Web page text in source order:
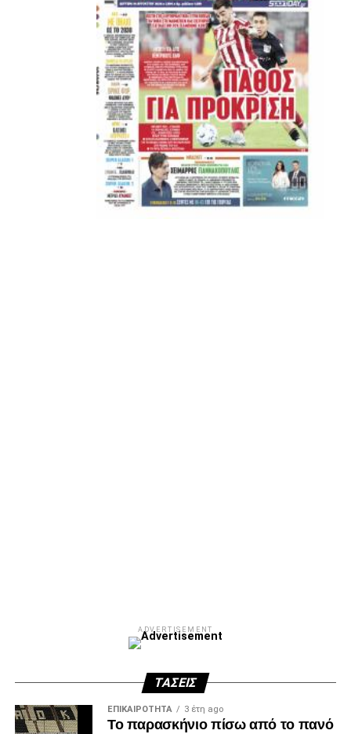
ADVERTISEMENT
ΤΆΣΕΙΣ
ΕΠΙΚΑΙΡΌΤΗΤΑ 3 έτη ago
Το παρασκήνιο πίσω από το πανό